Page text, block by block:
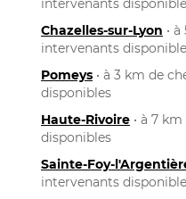
intervenants
Chazelles-sur-Lyon •
intervenants
Pomeys • à 3 km de
disponibles
Haute-Rivoire • à 7
disponibles
Sainte-Foy-
intervenants